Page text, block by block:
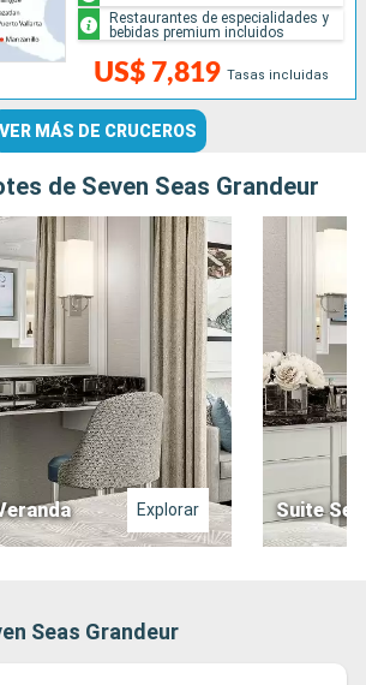
US$ 7,819 Tasas incluidas
Restaurantes de especialidades y
bebidas premium incluidos
VER MÁS DE CRUCEROS
de Seven Seas Grandeur
Explorar Suite
Seas Grandeur